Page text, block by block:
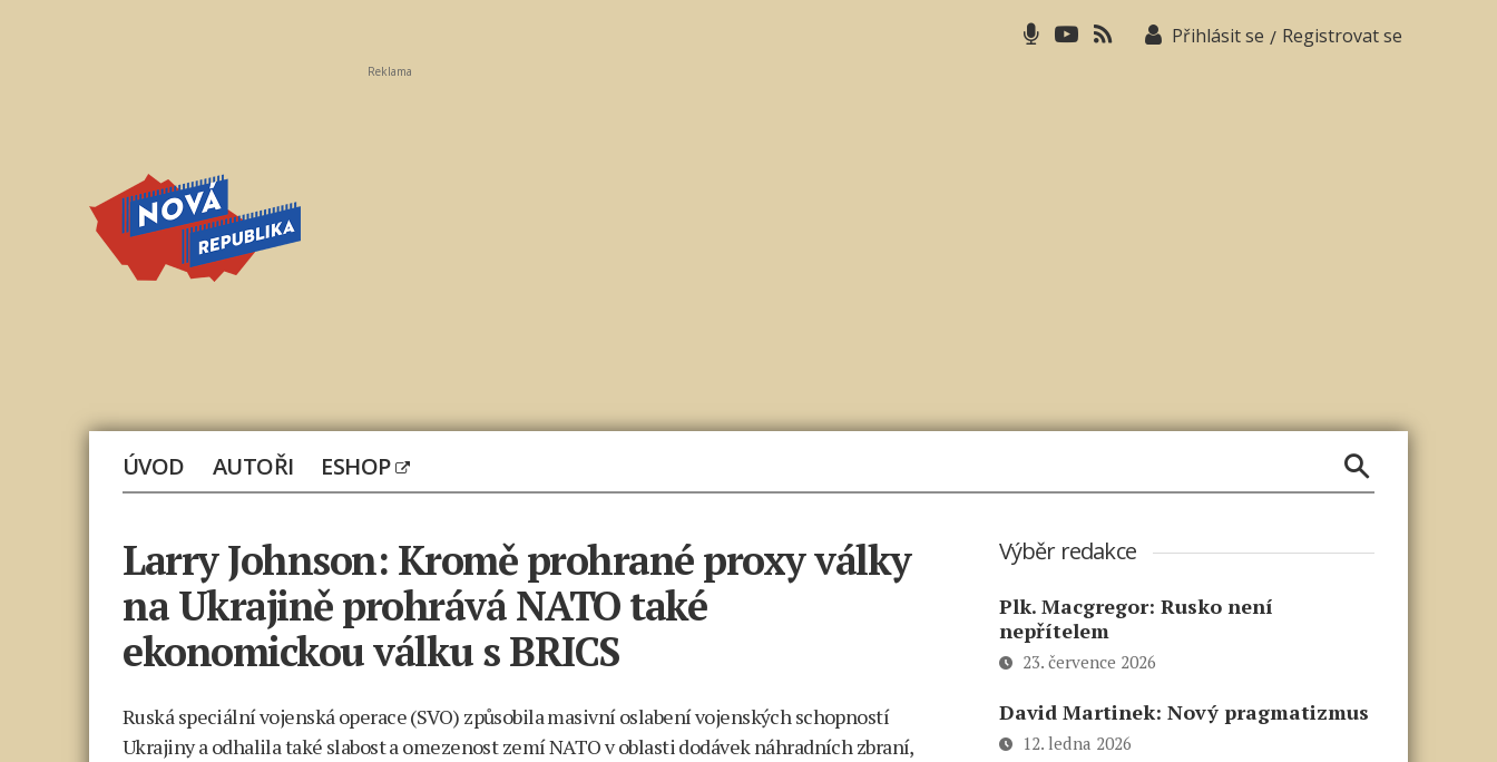
Přihlásit se / Registrovat se
Reklama
ÚVOD AUTOŘI ESHOP
Larry Johnson: Kromě prohrané proxy války
na Ukrajině prohrává NATO také
ekonomickou válku s BRICS
Ruská speciální vojenská operace (SVO) způsobila masivní oslabení vojenských schopností
Ukrajiny a odhalila také slabost a omezenost zemí NATO v oblasti dodávek náhradních zbraní,
Výběr redakce
Plk. Macgregor: Rusko není
nepřítelem
23. července 2026
David Martinek: Nový pragmatizmus
12. ledna 2026